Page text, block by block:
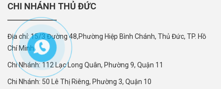
CHI NHÁNH THỦ ĐỨC
Địa chỉ: 15/3 Đường 48,Phường Hiệp Bình Chánh, Thủ Đức, TP. Hồ
Chí Minh
Chi Nhánh: 112 Lạc Long Quân, Phường 9, Quận 11
Chi Nhánh: 50 Lê Thị Riêng, Phường 3, Quận 10